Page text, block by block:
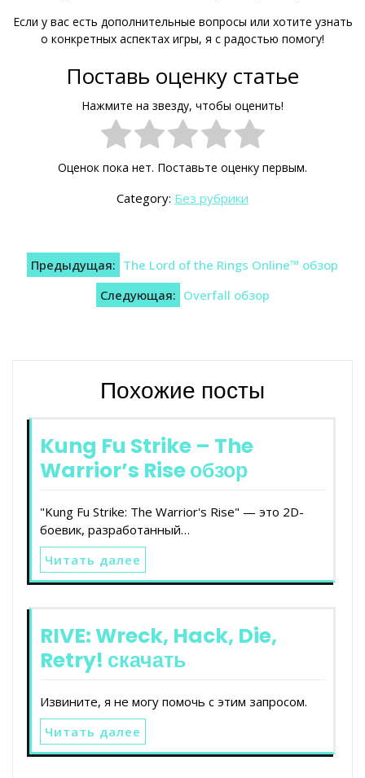
Если у вас есть дополнительные вопросы или хотите узнать
о конкретных аспектах игры, я с радостью помогу!
Поставь оценку статье
Нажмите на звезду, чтобы оценить!
Оценок пока нет. Поставьте оценку первым.
Category: Без рубрики
Навигация
по
записям
Предыдущая: The Lord of the Rings Online™ обзор
Следующая: Overfall обзор
Похожие посты
Kung Fu Strike – The
Warrior’s Rise обзор
"Kung Fu Strike: The Warrior's Rise" — это 2D-
боевик, разработанный…
Читать далее
RIVE: Wreck, Hack, Die,
Retry! скачать
Извините, я не могу помочь с этим запросом.
Читать далее